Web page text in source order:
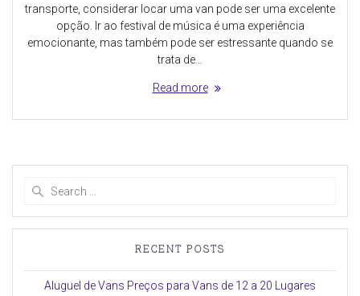
transporte, considerar locar uma van pode ser uma excelente
opção. Ir ao festival de música é uma experiência
emocionante, mas também pode ser estressante quando se
trata de…
Read more
RECENT POSTS
Aluguel de Vans Preços para Vans de 12 a 20 Lugares